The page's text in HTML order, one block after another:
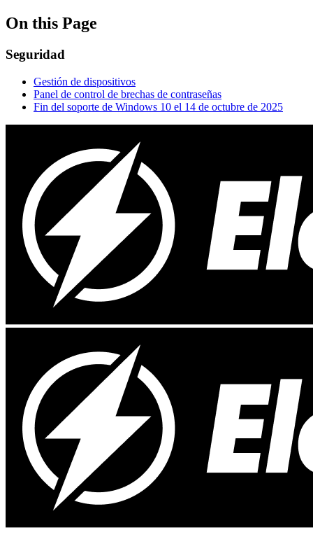
On this Page
Seguridad
Gestión de dispositivos
Panel de control de brechas de contraseñas
Fin del soporte de Windows 10 el 14 de octubre de 2025